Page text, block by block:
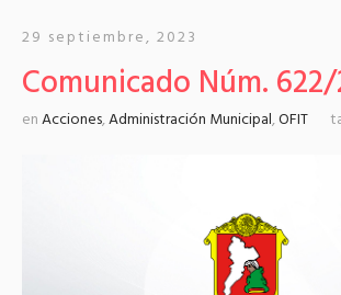
29 septiembre, 2023
Comunicado Núm.
enAcciones,Administración Municipal,OFIT